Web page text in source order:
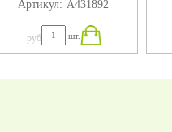
240X184X75
Артикул: А431892
руб шт.